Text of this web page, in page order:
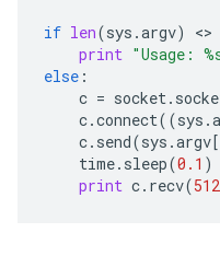
if len(sys .argv) <>
print "Usage:
else :
c = socket.
c.connect((sys .
c. send(sys .argv[
time. sleep(0.1 )
print c. recv(512